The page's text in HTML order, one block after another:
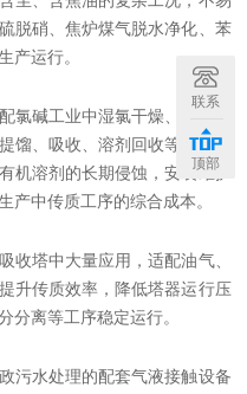
脱硝、焦炉煤气脱水净化、苯
产运行。
氯碱工业中湿氯干燥、氯气处
馏、吸收、溶剂回收等工序的
机溶剂的长期侵蚀，安装维护
产中传质工序的综合成本。
收塔中大量应用，适配油气、
升传质效率，降低塔器运行压
分离等工序稳定运行。
污水处理的配套气液接触设备
联系
顶部